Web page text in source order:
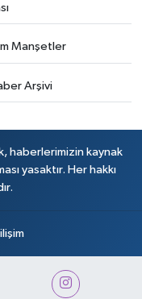
Manşetler
Arşivi
haberlerimizin kaynak
yasaktır. Her hakkı